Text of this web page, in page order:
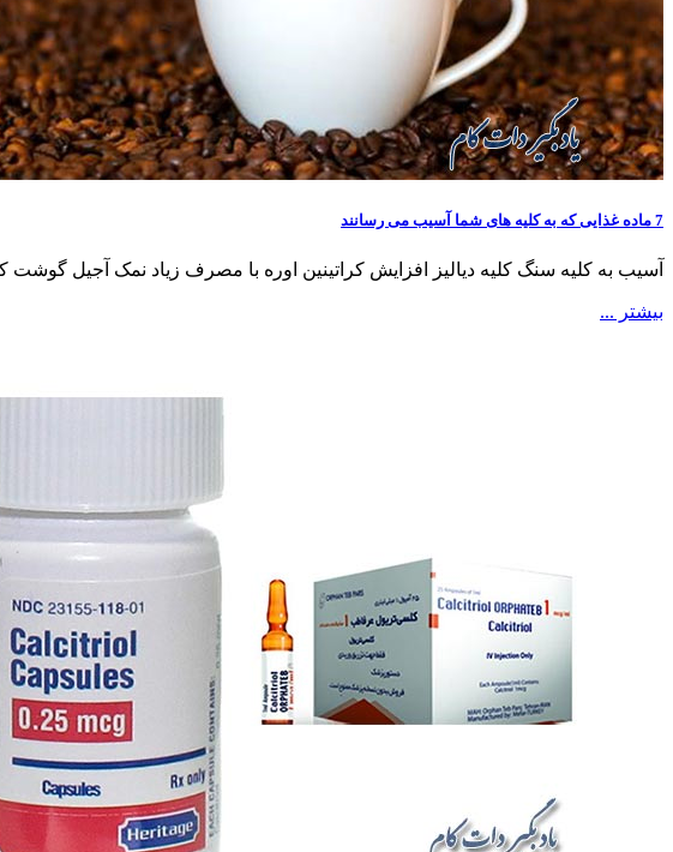
7 ماده غذایی که به کلیه های شما آسیب می رسانند
آسیب به کلیه سنگ کلیه دیالیز افزایش کراتینین اوره با مصرف زیاد نمک آجیل گوشت
بیشتر ...